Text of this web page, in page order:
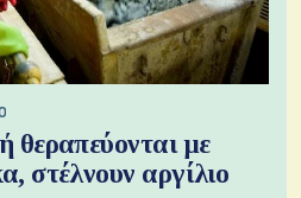
θεραπεύονται με
στέλνουν αργίλιο